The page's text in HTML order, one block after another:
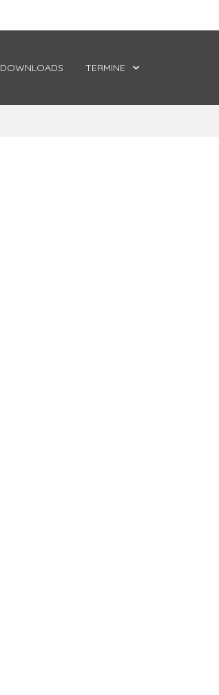
DOWNLOADS TERMINE